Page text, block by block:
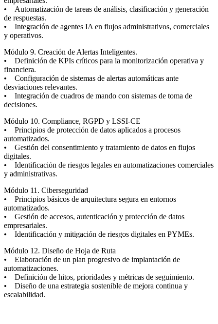
• Automatización de tareas de análisis, clasificación y generación
de respuestas.
• Integración de agentes IA en flujos administrativos, comerciales
y operativos.
Módulo 9. Creación de Alertas Inteligentes.
• Definición de KPIs críticos para la monitorización operativa y
financiera.
• Configuración de sistemas de alertas automáticas ante
desviaciones relevantes.
• Integración de cuadros de mando con sistemas de toma de
decisiones.
Módulo 10. Compliance, RGPD y LSSI-CE
• Principios de protección de datos aplicados a procesos
automatizados.
• Gestión del consentimiento y tratamiento de datos en flujos
digitales.
• Identificación de riesgos legales en automatizaciones comerciales
y administrativas.
Módulo 11. Ciberseguridad
• Principios básicos de arquitectura segura en entornos
automatizados.
• Gestión de accesos, autenticación y protección de datos
empresariales.
• Identificación y mitigación de riesgos digitales en PYMEs.
Módulo 12. Diseño de Hoja de Ruta
• Elaboración de un plan progresivo de implantación de
automatizaciones.
• Definición de hitos, prioridades y métricas de seguimiento.
• Diseño de una estrategia sostenible de mejora continua y
escalabilidad.